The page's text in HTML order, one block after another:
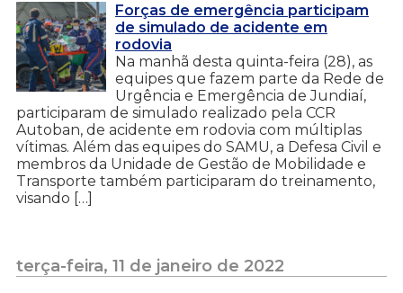
Forças de emergência participam
de simulado de acidente em
rodovia
Na manhã desta quinta-feira (28), as
equipes que fazem parte da Rede de
Urgência e Emergência de Jundiaí,
participaram de simulado realizado pela CCR
Autoban, de acidente em rodovia com múltiplas
vítimas. Além das equipes do SAMU, a Defesa Civil e
membros da Unidade de Gestão de Mobilidade e
Transporte também participaram do treinamento,
visando […]
terça-feira, 11 de janeiro de 2022